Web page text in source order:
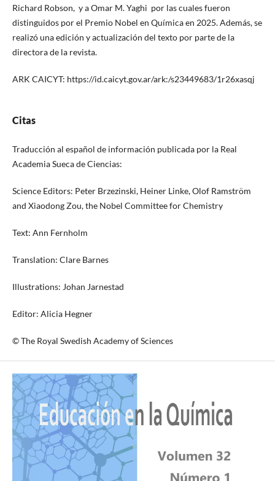
Richard Robson, y a Omar M. Yaghi por las cuales fueron
distinguidos por el Premio Nobel en Química en 2025. Además, se
realizó una edición y actualización del texto por parte de la
directora de la revista.
ARK CAICYT: https://id.caicyt.gov.ar/ark:/s23449683/1r26xasqj
Citas
Traducción al español de información publicada por la Real
Academia Sueca de Ciencias:
Science Editors: Peter Brzezinski, Heiner Linke, Olof Ramström
and Xiaodong Zou, the Nobel Committee for Chemistry
Text: Ann Fernholm
Translation: Clare Barnes
Illustrations: Johan Jarnestad
Editor: Alicia Hegner
© The Royal Swedish Academy of Sciences